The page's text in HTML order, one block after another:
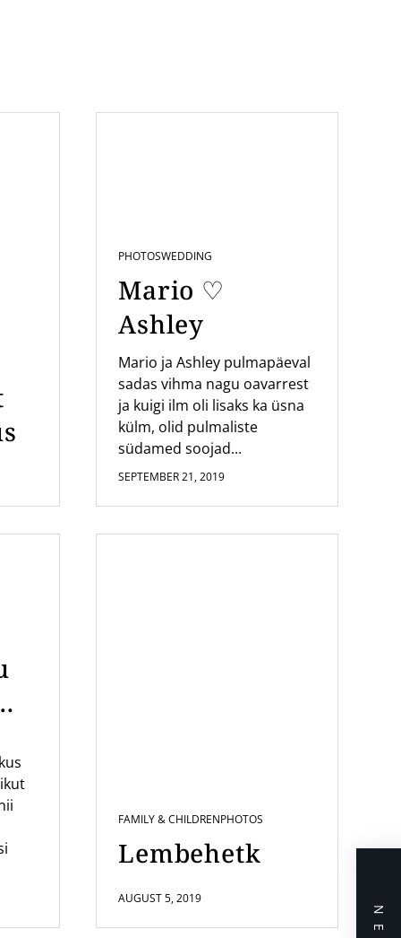
PHOTOSWEDDING
Mario ♡
Ashley
Mario ja Ashley pulmapäeval
sadas vihma nagu oavarrest
ja kuigi ilm oli lisaks ka üsna
külm, olid pulmaliste
südamed soojad...
SEPTEMBER 21, 2019
FAMILY & CHILDRENPHOTOS
Lembehetk
AUGUST 5, 2019